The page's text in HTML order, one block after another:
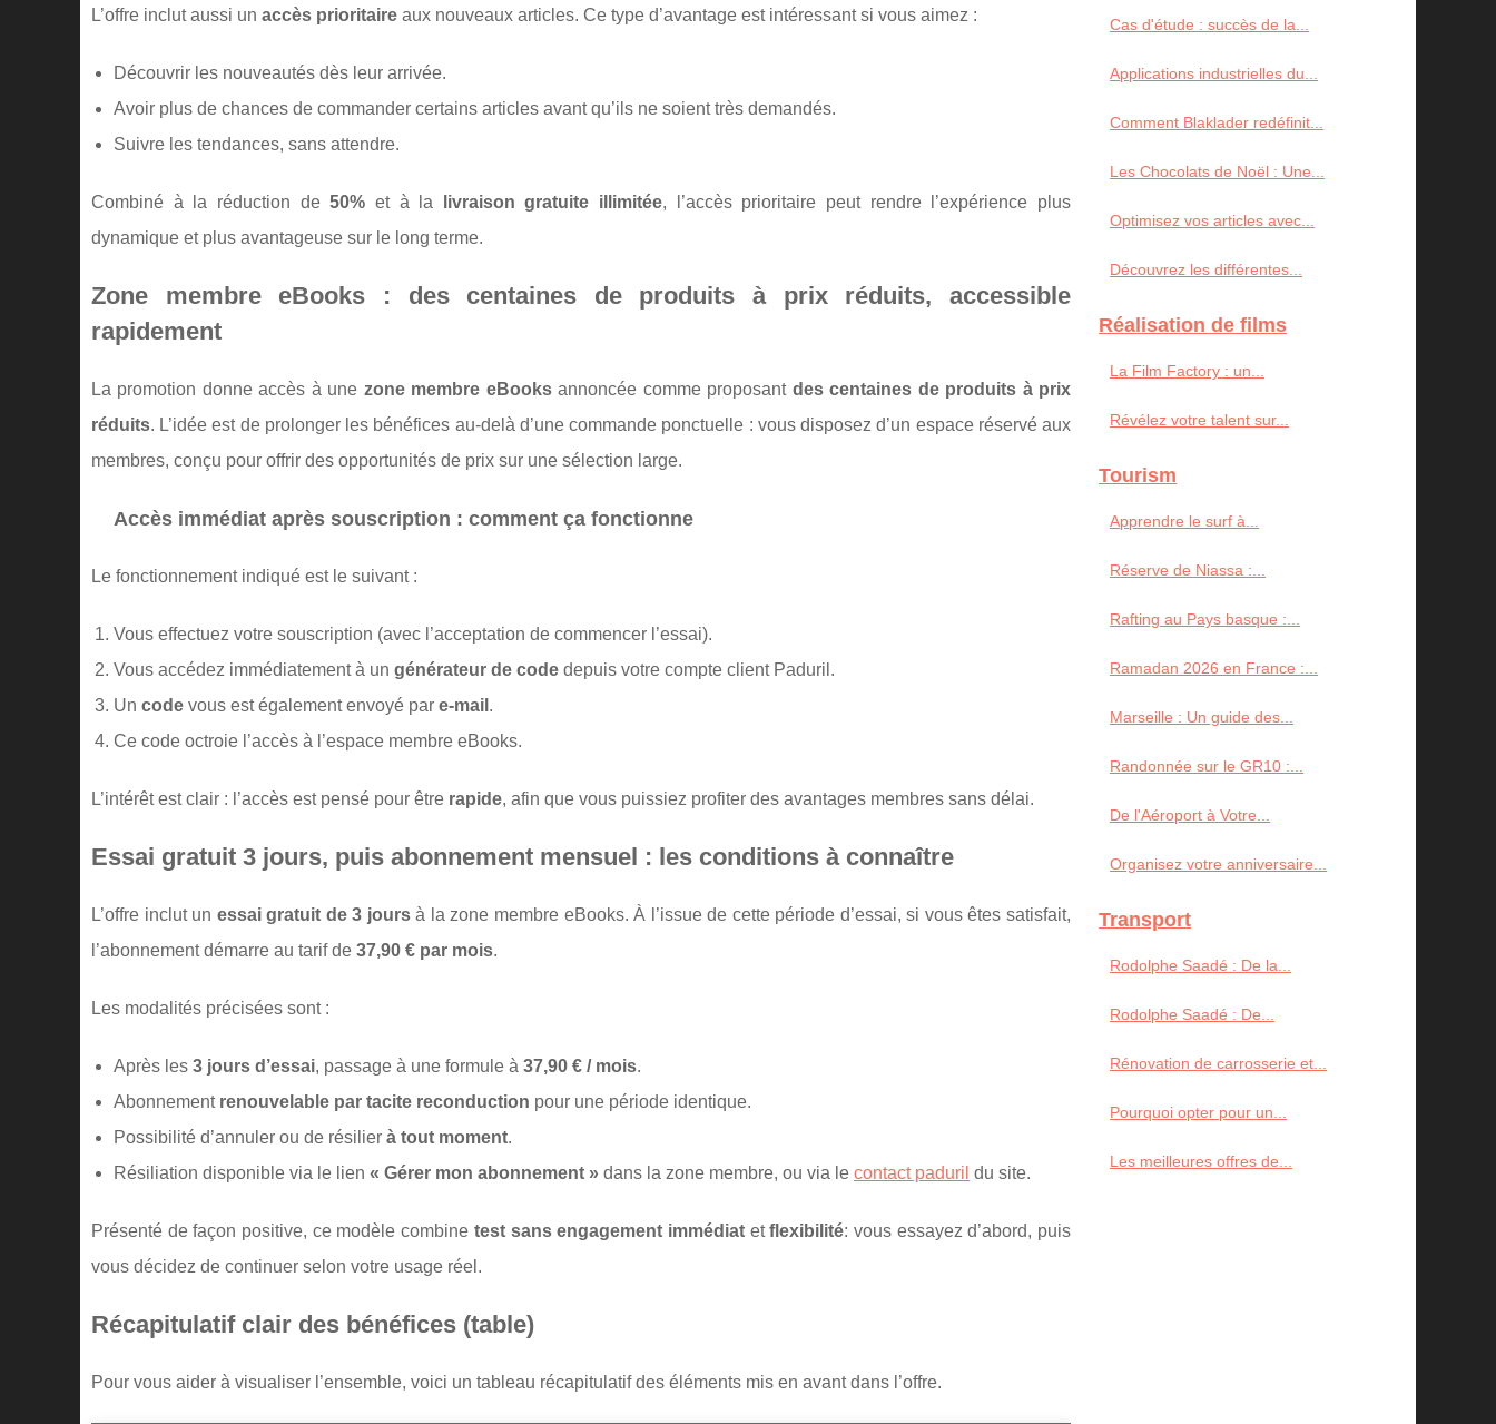
L’offre inclut aussi un accès prioritaire aux nouveaux articles. Ce type d’avantage est intéressant si vous aimez :
Découvrir les nouveautés dès leur arrivée.
Avoir plus de chances de commander certains articles avant qu’ils ne soient très demandés.
Suivre les tendances, sans attendre.
Combiné à la réduction de50% et à la livraison gratuite illimitée, l’accès prioritaire peut rendre l’expérience plus
dynamique et plus avantageuse sur le long terme.
Zone membre eBooks : des centaines de produits à prix réduits, accessible
rapidement
La promotion donne accès à une zone membre eBooksannoncée comme proposant des centaines de produits à prix
réduits. L’idée est de prolonger les bénéfices au-delà d’une commande ponctuelle : vous disposez d’un espace réservé aux
membres, conçu pour offrir des opportunités de prix sur une sélection large.
Accès immédiat après souscription : comment ça fonctionne
Le fonctionnement indiqué est le suivant :
Vous effectuez votre souscription (avec l’acceptation de commencer l’essai).
Vous accédez immédiatement à un générateur de code depuis votre compte client Paduril.
Un code vous est également envoyé par e-mail .
Ce code octroie l’accès à l’espace membre eBooks.
L’intérêt est clair : l’accès est pensé pour être rapide, afin que vous puissiez profiter des avantages membres sans délai.
Essai gratuit 3 jours, puis abonnement mensuel : les conditions à connaître
L’offre inclut un essai gratuit de 3 joursà la zone membre eBooks. À l’issue de cette période d’essai, si vous êtes satisfait,
l’abonnement démarre au tarif de 37,90 € par mois.
Les modalités précisées sont :
Après les 3 jours d’essai, passage à une formule à 37,90 € / mois.
Abonnement renouvelable par tacite reconduction pour une période identique.
Possibilité d’annuler ou de résilier à tout moment.
Résiliation disponible via le lien « Gérer mon abonnement » dans la zone membre, ou via le contact paduril du site.
Présenté de façon positive, ce modèle combine test sans engagement immédiatetflexibilité: vous essayez d’abord, puis
vous décidez de continuer selon votre usage réel.
Récapitulatif clair des bénéfices (table)
Pour vous aider à visualiser l’ensemble, voici un tableau récapitulatif des éléments mis en avant dans l’offre.
Cas d'étude : succès de la...
Applications industrielles du...
Comment Blaklader redéfinit...
Les Chocolats de Noël : Une...
Optimisez vos articles avec...
Découvrez les différentes...
Réalisation de films
La Film Factory : un...
Révélez votre talent sur...
Tourism
Apprendre le surf à...
Réserve de Niassa :...
Rafting au Pays basque :...
Ramadan 2026 en France :...
Marseille : Un guide des...
Randonnée sur le GR10 :...
De l'Aéroport à Votre...
Organisez votre anniversaire...
Transport
Rodolphe Saadé : De la...
Rodolphe Saadé : De...
Rénovation de carrosserie et...
Pourquoi opter pour un...
Les meilleures offres de...